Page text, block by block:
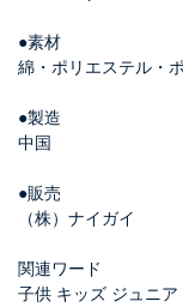
●素材
綿・ポリエステル・
●製造
中国
●販売
（株）ナイガイ
関連ワード
子供 キッズ ジュニ